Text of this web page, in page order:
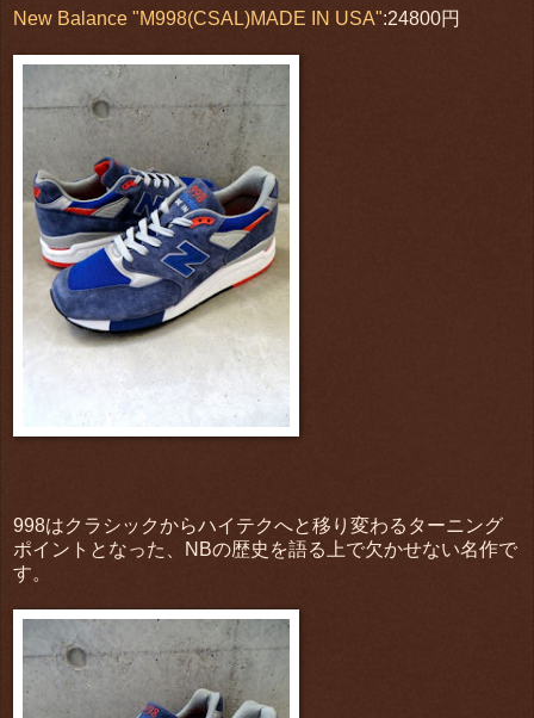
New Balance "M998(CSAL)MADE IN USA":24800円
998はクラシックからハイテクへと移り変わるターニング
ポイントとなった、NBの歴史を語る上で欠かせない名作で
す。